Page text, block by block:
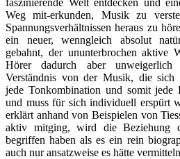
Weg mit-erkunden, Musik zu
Spannungsverhältnissen heraus zu
ein neuer, wenngleich absolut
gebahnt, der ununterbrochen aktive
Hörer dadurch aber
Verständnis von der Musik, die sich
jede Tonkombination und somit jede
und muss für sich individuell erspürt
erklärt anhand von Beispielen von
aktiv mitging, wird die Beziehung
begriffen haben als es ein rein
auch nur ansatzweise es hätte